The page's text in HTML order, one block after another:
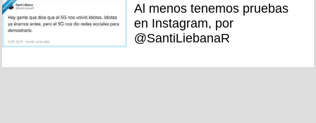
Al menos tenemos pruebas
en Instagram, por
@SantiLiebanaR